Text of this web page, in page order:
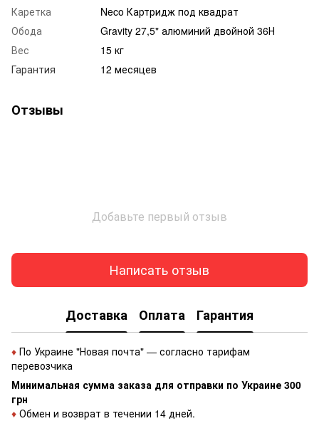
Каретка
Neco Картридж под квадрат
Обода
Gravity 27,5" алюминий двойной 36Н
Вес
15 кг
Гарантия
12 месяцев
Отзывы
Добавьте первый отзыв
Написать отзыв
Доставка Оплата Гарантия
♦ По Украине "Новая почта" — согласно тарифам
перевозчика
Минимальная сумма заказа для отправки по Украине 300
грн
♦ Обмен и возврат в течении 14 дней.